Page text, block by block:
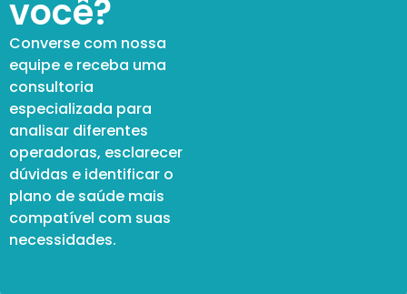
você?
Converse com nossa
equipe e receba uma
consultoria
especializada para
analisar diferentes
operadoras, esclarecer
dúvidas e identificar o
plano de saúde mais
compatível com suas
necessidades.